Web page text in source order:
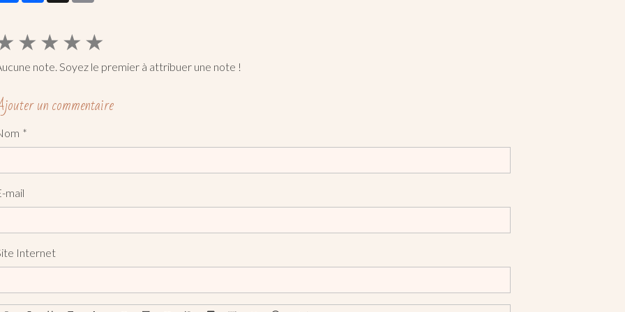
★ ★ ★ ★
note. Soyez le premier à attribuer une note !
un commentaire
mail
Internet